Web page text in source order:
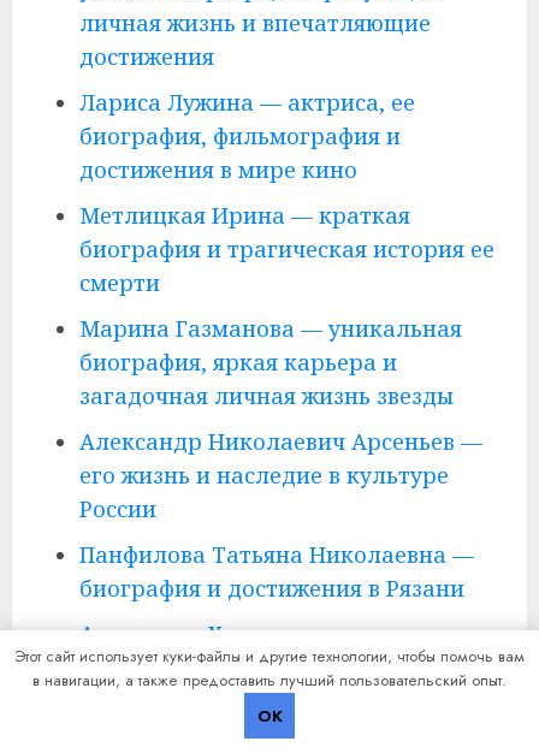
личная жизнь и впечатляющие
достижения
Лариса Лужина — актриса, ее
биография, фильмография и
достижения в мире кино
Метлицкая Ирина — краткая
биография и трагическая история ее
смерти
Марина Газманова — уникальная
биография, яркая карьера и
загадочная личная жизнь звезды
Александр Николаевич Арсеньев —
его жизнь и наследие в культуре
России
Панфилова Татьяна Николаевна —
биография и достижения в Рязани
Александр Христенко — краткая
биография, профессиональный путь
и выдающиеся достижения
Этот сайт использует куки-файлы и другие технологии, чтобы помочь вам
в навигации, а также предоставить лучший пользовательский опыт.
OK